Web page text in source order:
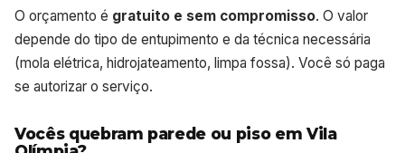
O orçamento é gratuito e sem compromisso. O valor
depende do tipo de entupimento e da técnica necessária
(mola elétrica, hidrojateamento, limpa fossa). Você só paga
se autorizar o serviço.
Vocês quebram parede ou piso em Vila